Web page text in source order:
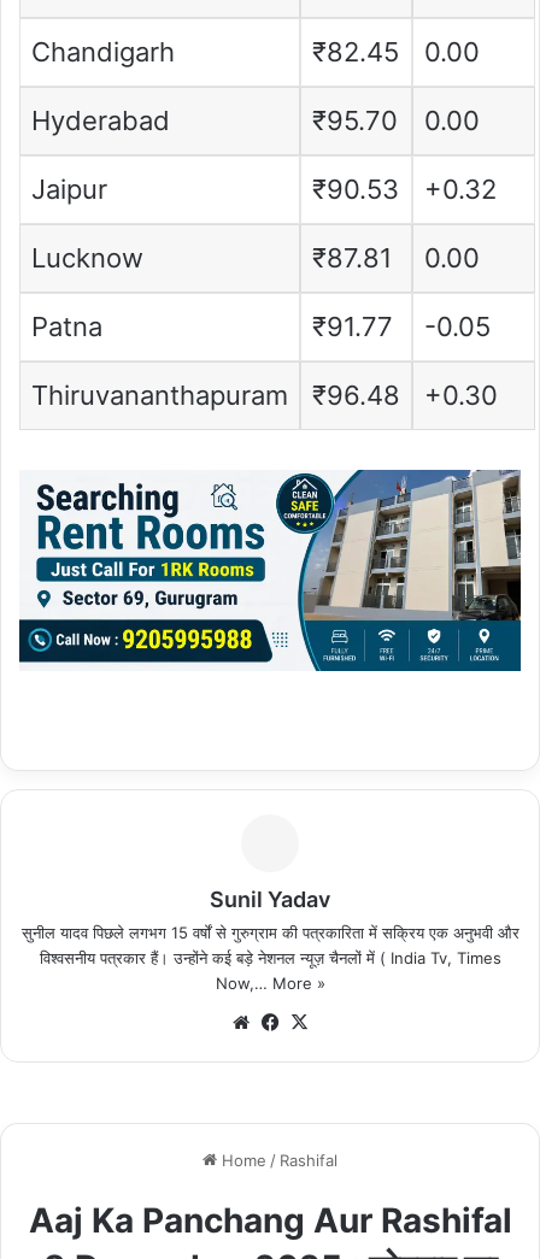
Chandigarh ₹82.45 0.00
Hyderabad ₹95.70 0.00
Jaipur ₹90.53 +0.32
Lucknow ₹87.81 0.00
Patna ₹91.77 -0.05
Thiruvananthapuram ₹96.48 +0.30
Sunil Yadav
सुनील यादव पिछले लगभग 15 वर्षों से गुरुग्राम की पत्रकारिता में सक्रिय एक अनुभवी और
विश्वसनीय पत्रकार हैं। उन्होंने कई बड़े नेशनल न्यूज़ चैनलों में ( India Tv, Times
Now,… More »
We Fa